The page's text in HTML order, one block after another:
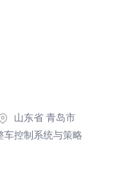
山东省 青岛市
车控制系统与策略